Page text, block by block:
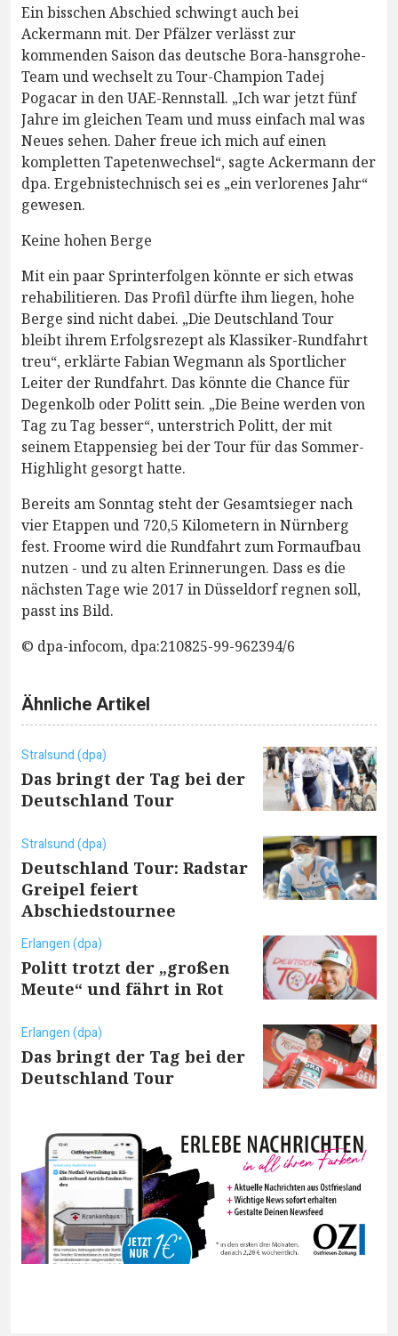
Ein bisschen Abschied schwingt auch bei
Ackermann mit. Der Pfälzer verlässt zur
kommenden Saison das deutsche Bora-hansgrohe-
Team und wechselt zu Tour-Champion Tadej
Pogacar in den UAE-Rennstall. „Ich war jetzt fünf
Jahre im gleichen Team und muss einfach mal was
Neues sehen. Daher freue ich mich auf einen
kompletten Tapetenwechsel“, sagte Ackermann der
dpa. Ergebnistechnisch sei es „ein verlorenes Jahr“
gewesen.
Keine hohen Berge
Mit ein paar Sprinterfolgen könnte er sich etwas
rehabilitieren. Das Profil dürfte ihm liegen, hohe
Berge sind nicht dabei. „Die Deutschland Tour
bleibt ihrem Erfolgsrezept als Klassiker-Rundfahrt
treu“, erklärte Fabian Wegmann als Sportlicher
Leiter der Rundfahrt. Das könnte die Chance für
Degenkolb oder Politt sein. „Die Beine werden von
Tag zu Tag besser“, unterstrich Politt, der mit
seinem Etappensieg bei der Tour für das Sommer-
Highlight gesorgt hatte.
Bereits am Sonntag steht der Gesamtsieger nach
vier Etappen und 720,5 Kilometern in Nürnberg
fest. Froome wird die Rundfahrt zum Formaufbau
nutzen - und zu alten Erinnerungen. Dass es die
nächsten Tage wie 2017 in Düsseldorf regnen soll,
passt ins Bild.
© dpa-infocom, dpa:210825-99-962394/6
Ähnliche Artikel
Stralsund (dpa)
Das bringt der Tag bei der
Deutschland Tour
Stralsund (dpa)
Deutschland Tour: Radstar
Greipel feiert
Abschiedstournee
Erlangen (dpa)
Politt trotzt der „großen
Meute“ und fährt in Rot
Erlangen (dpa)
Das bringt der Tag bei der
Deutschland Tour